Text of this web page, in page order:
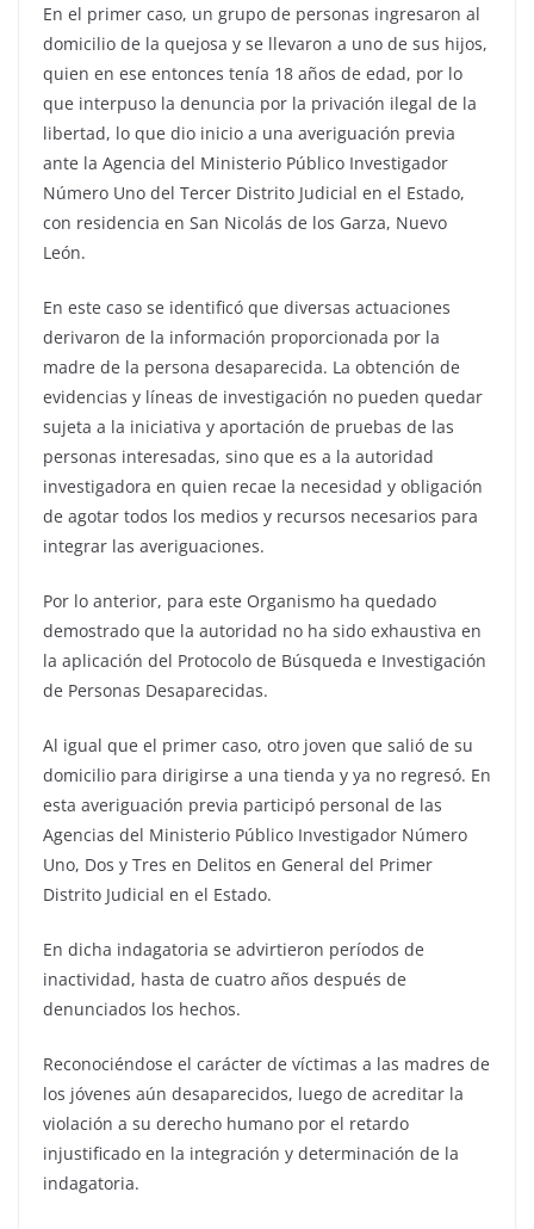
En el primer caso, un grupo de personas ingresaron al
domicilio de la quejosa y se llevaron a uno de sus hijos,
quien en ese entonces tenía 18 años de edad, por lo
que interpuso la denuncia por la privación ilegal de la
libertad, lo que dio inicio a una averiguación previa
ante la Agencia del Ministerio Público Investigador
Número Uno del Tercer Distrito Judicial en el Estado,
con residencia en San Nicolás de los Garza, Nuevo
León.
En este caso se identificó que diversas actuaciones
derivaron de la información proporcionada por la
madre de la persona desaparecida. La obtención de
evidencias y líneas de investigación no pueden quedar
sujeta a la iniciativa y aportación de pruebas de las
personas interesadas, sino que es a la autoridad
investigadora en quien recae la necesidad y obligación
de agotar todos los medios y recursos necesarios para
integrar las averiguaciones.
Por lo anterior, para este Organismo ha quedado
demostrado que la autoridad no ha sido exhaustiva en
la aplicación del Protocolo de Búsqueda e Investigación
de Personas Desaparecidas.
Al igual que el primer caso, otro joven que salió de su
domicilio para dirigirse a una tienda y ya no regresó. En
esta averiguación previa participó personal de las
Agencias del Ministerio Público Investigador Número
Uno, Dos y Tres en Delitos en General del Primer
Distrito Judicial en el Estado.
En dicha indagatoria se advirtieron períodos de
inactividad, hasta de cuatro años después de
denunciados los hechos.
Reconociéndose el carácter de víctimas a las madres de
los jóvenes aún desaparecidos, luego de acreditar la
violación a su derecho humano por el retardo
injustificado en la integración y determinación de la
indagatoria.